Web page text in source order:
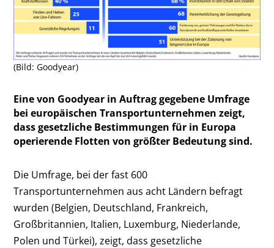
(Bild: Goodyear)
Eine von Goodyear in Auftrag gegebene Umfrage
bei europäischen Transportunternehmen zeigt,
dass gesetzliche Bestimmungen für in Europa
operierende Flotten von größter Bedeutung sind.
Die Umfrage, bei der fast 600
Transportunternehmen aus acht Ländern befragt
wurden (Belgien, Deutschland, Frankreich,
Großbritannien, Italien, Luxemburg, Niederlande,
Polen und Türkei), zeigt, dass gesetzliche